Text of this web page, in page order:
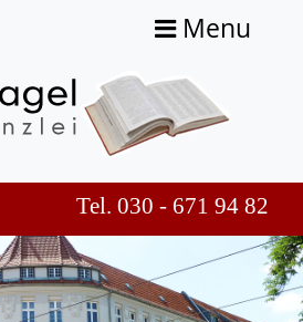
Menu
Tel. 030 - 671 94 82